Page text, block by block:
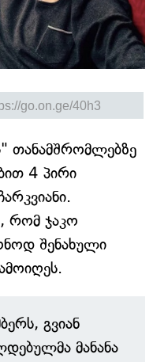
თანამშრომლებზე
4 პირი
რომ ჯაკო
შენახული
გვიან
მანანა